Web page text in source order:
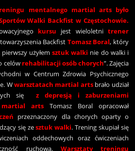
mentalnego martial arts było
Walki Backfist w Częstochowie.
kursu jest wieloletni trener
Backfist Tomasz Boral, który
użyłemsztuk walki nie do walki i
celów rehabilitacji osób chorych”. Zajęcia
w Centrum Zdrowia Psychicznego
Wwarsztatach martial artsbrało udział
się
z depresją i zaburzeniami
martial arts Tomasz Boral opracował
przeznaczony dla chorych oparty o
się zesztuk walki. Trening skupiał się
oddechowych oraz ćwiczeniach
ruchową. Warsztaty treningu